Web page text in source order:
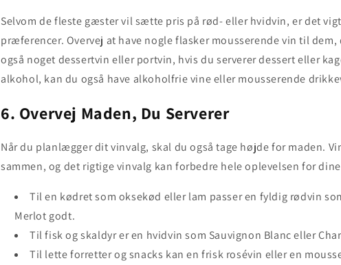
Selvom de fleste gæster vil sætte pris på rød- eller hvidvin, er det
præferencer. Overvej at have nogle flasker mousserende vin til dem,
også noget dessertvin eller portvin, hvis du serverer dessert eller
alkohol, kan du også have alkoholfrie vine eller mousserende
6. Overvej Maden, Du Serverer
Når du planlægger dit vinvalg, skal du også tage højde for maden.
sammen, og det rigtige vinvalg kan forbedre hele oplevelsen for
Til en kødret som oksekød eller lam passer en fyldig rødvin
Merlot godt.
Til fisk og skaldyr er en hvidvin som Sauvignon Blanc eller
Til lette forretter og snacks kan en frisk rosévin eller en